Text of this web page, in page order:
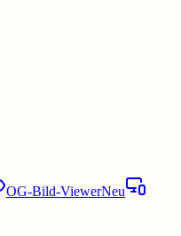
OG-Bild-ViewerNeu